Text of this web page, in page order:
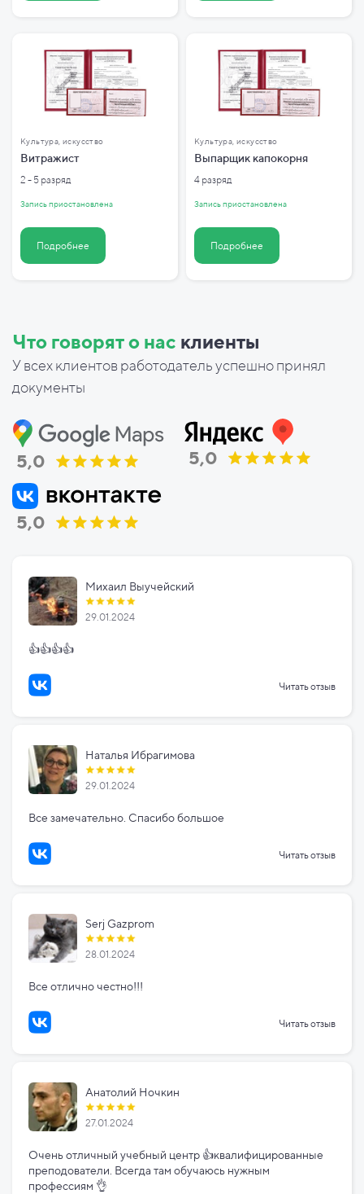
Культура, искусство
Витражист
2 - 5 разряд
Запись приостановлена
Подробнее
Культура, искусство
Выпарщик капокорня
4 разряд
Запись приостановлена
Подробнее
Что говорят о нас клиенты
У всех клиентов работодатель успешно принял
документы
5,0 5,0
5,0
Михаил Выучейский
29.01.2024
👍👍👍👍
Читать отзыв
Наталья Ибрагимова
29.01.2024
Все замечательно. Спасибо большое
Читать отзыв
Serj Gazprom
28.01.2024
Все отлично честно!!!
Читать отзыв
Анатолий Ночкин
27.01.2024
Очень отличный учебный центр 👍квалифицированные
преподователи. Всегда там обучаюсь нужным
профессиям 👌